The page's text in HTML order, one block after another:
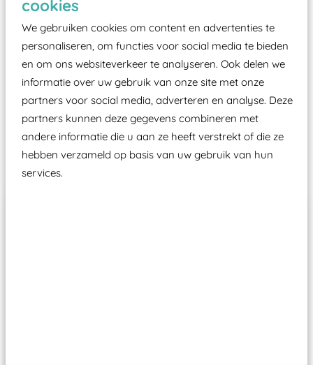
cookies
We gebruiken cookies om content en advertenties te
personaliseren, om functies voor social media te bieden
en om ons websiteverkeer te analyseren. Ook delen we
informatie over uw gebruik van onze site met onze
partners voor social media, adverteren en analyse. Deze
partners kunnen deze gegevens combineren met
andere informatie die u aan ze heeft verstrekt of die ze
hebben verzameld op basis van uw gebruik van hun
services.
moet zijn van een typekeuring, -plaatje en
certificering, uitgegeven door een Nederlands
aangewezen keuringsinstantie?
Wij ook speeltoestellen kunnen laten keuren zodat
ze toch binnen het Warenwetbesluit Attractie- en
Speeltoestellen vallen?
Past er goed bij